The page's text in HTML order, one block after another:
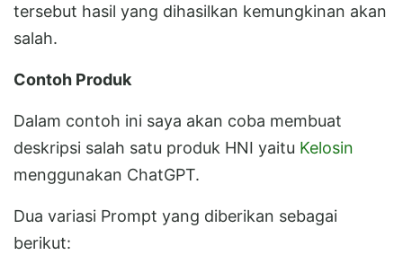
tersebut hasil yang dihasilkan kemungkinan akan
salah.
Contoh Produk
Dalam contoh ini saya akan coba membuat
deskripsi salah satu produk HNI yaitu Kelosin
menggunakan ChatGPT.
Dua variasi Prompt yang diberikan sebagai
berikut: